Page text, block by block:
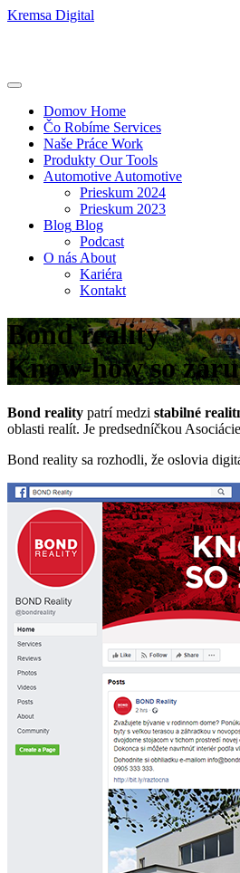
Kremsa Digital
Domov Home
Čo Robíme Services
Naše Práce Work
Produkty Our Tools
Automotive Automotive
Prieskum 2024
Prieskum 2023
Blog Blog
Podcast
O nás About
Kariéra
Kontakt
Bond reality
Know-how so
Bond reality patrí medzi stabilné
oblasti realít. Je predsedníčkou
Bond reality sa rozhodli, že oslovia